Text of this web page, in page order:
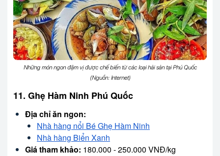
Những món ngon đậm vị được chế biến từ các loại hải sản tại Phú Quốc
(Nguồn: Internet)
11. Ghẹ Hàm Ninh Phú Quốc
Địa chỉ ăn ngon:
Nhà hàng nổi Bé Ghẹ Hàm Ninh
Nhà hàng Biển Xanh
Giá tham khảo: 180.000 - 250.000 VNĐ/kg